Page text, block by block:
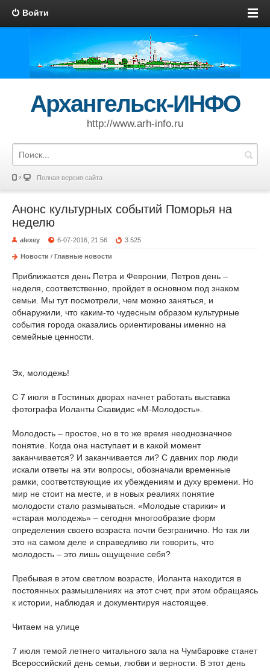
Войти
Архангельск-ИНФО
http://www.arh-info.ru
Полная версия сайта
Анонс культурных событий Поморья на
неделю
alexey 6-07-2016, 21:56 3 525
Новости / Главные новости
Приближается день Петра и Февронии, Петров день –
неделя, соответственно, пройдет в основном под знаком
семьи. Мы тут посмотрели, чем можно заняться, и
обнаружили, что каким-то чудесным образом культурные
события города оказались ориентированы именно на
семейные ценности.
Эх, молодежь!
С 7 июля в Гостиных дворах начнет работать выставка
фотографа Иоланты Скавидис «М-Молодость».
Молодость – простое, но в то же время неоднозначное
понятие. Когда она наступает и в какой момент
заканчивается? И заканчивается ли? С давних пор люди
искали ответы на эти вопросы, обозначали временные
рамки, соответствующие их убеждениям и духу времени. Но
мир не стоит на месте, и в новых реалиях понятие
молодости стало размываться. «Молодые старики» и
«старая молодежь» – сегодня многообразие форм
определения своего возраста почти безгранично. Но так ли
это на самом деле и справедливо ли говорить, что
молодость – это лишь ощущение себя?
Пребывая в этом светлом возрасте, Иоланта находится в
постоянных размышлениях на этот счет, при этом обращаясь
к истории, наблюдая и документируя настоящее.
Читаем на улице
7 июля темой летнего читального зала на Чумбаровке станет
Всероссийский день семьи, любви и верности. В этот день